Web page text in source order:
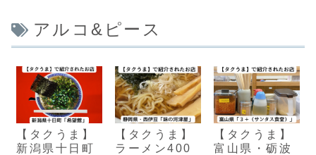
アルコ&ピース
【タクうま】
新潟県十日町
【タクうま】
ラーメン400
【タクうま】
富山県・砺波